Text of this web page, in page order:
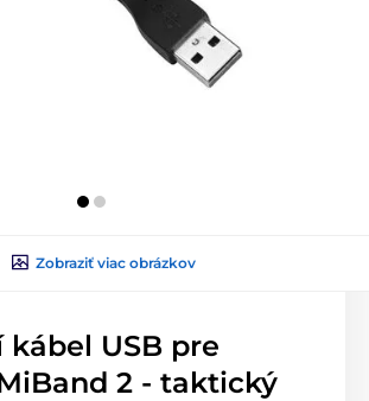
Zobraziť viac obrázkov
kábel USB pre
2 - taktický